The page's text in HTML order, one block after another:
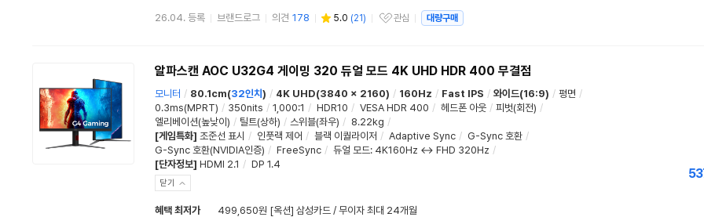
26.04. 등록 브랜드로그 의견 178 5.0 (21)
관심상품
관심 대량구매
알파스캔 AOC U32G4 게이밍 320 듀얼 모드 4K UHD HDR 400 무결점
모니터 / 80.1cm(32인치 ) / 4K UHD(3840 x 2160) / 160Hz / Fast IPS / 와이드(16:9) / 평면 /
0.3ms(MPRT) / 350nits / 1,000:1 / HDR10 / VESA HDR 400 / 헤드폰 아웃 / 피벗(회전) /
엘리베이션(높낮이) / 틸트(상하) / 스위블(좌우) / 8.22kg /
[게임특화] 조준선 표시 / 인풋랙 제어 / 블랙 이퀄라이저 / Adaptive Sync / G-Sync 호환 /
G-Sync 호환(NVIDIA인증) / FreeSync / 듀얼 모드: 4K160Hz ↔ FHD 320Hz /
[단자정보] HDMI 2.1 / DP 1.4
닫기
혜택 최저가
499,650원 [옥션] 삼성카드 / 무이자 최대 24개월